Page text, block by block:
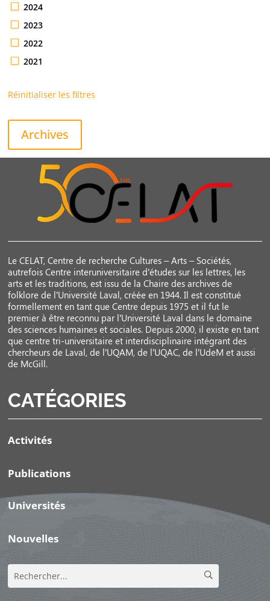
2024
2023
2022
2021
Réinitialiser les filtres
Archives
Le CELAT, Centre de recherche Cultures – Arts – Sociétés,
autrefois Centre interuniversitaire d’études sur les lettres, les
arts et les traditions, est issu de la Chaire des archives de
folklore de l’Université Laval, créée en 1944. Il est constitué
formellement en tant que Centre depuis 1975 et il fut le
premier à être reconnu par l’Université Laval dans le domaine
des sciences humaines et sociales. Depuis 2000, il existe en tant
que centre tri-universitaire et interdisciplinaire intégrant des
chercheurs de Laval, de l’UQAM, de l’UQAC, de l’UdeM et aussi
de McGill.
CATÉGORIES
Activités
Publications
Universités
Nouvelles